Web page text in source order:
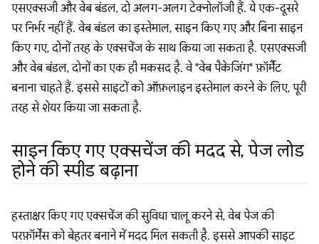
एसएक्सजी और वेब बंडल, दो अलग-अलग टेक्नोलॉजी हैं. ये एक-दूसरे
पर निर्भर नहीं हैं. वेब बंडल का इस्तेमाल, साइन किए गए और बिना साइन
किए गए, दोनों तरह के एक्सचेंज के साथ किया जा सकता है. एसएक्सजी
और वेब बंडल, दोनों का एक ही मकसद है. वे "वेब पैकेजिंग" फ़ॉर्मैट
बनाना चाहते हैं. इससे साइटों को ऑफ़लाइन इस्तेमाल करने के लिए, पूरी
तरह से शेयर किया जा सकता है.
साइन किए गए एक्सचेंज की मदद से, पेज लोड
होने की स्पीड बढ़ाना
हस्ताक्षर किए गए एक्सचेंज की सुविधा चालू करने से, वेब पेज की
परफ़ॉर्मेंस को बेहतर बनाने में मदद मिल सकती है. इससे आपकी साइट